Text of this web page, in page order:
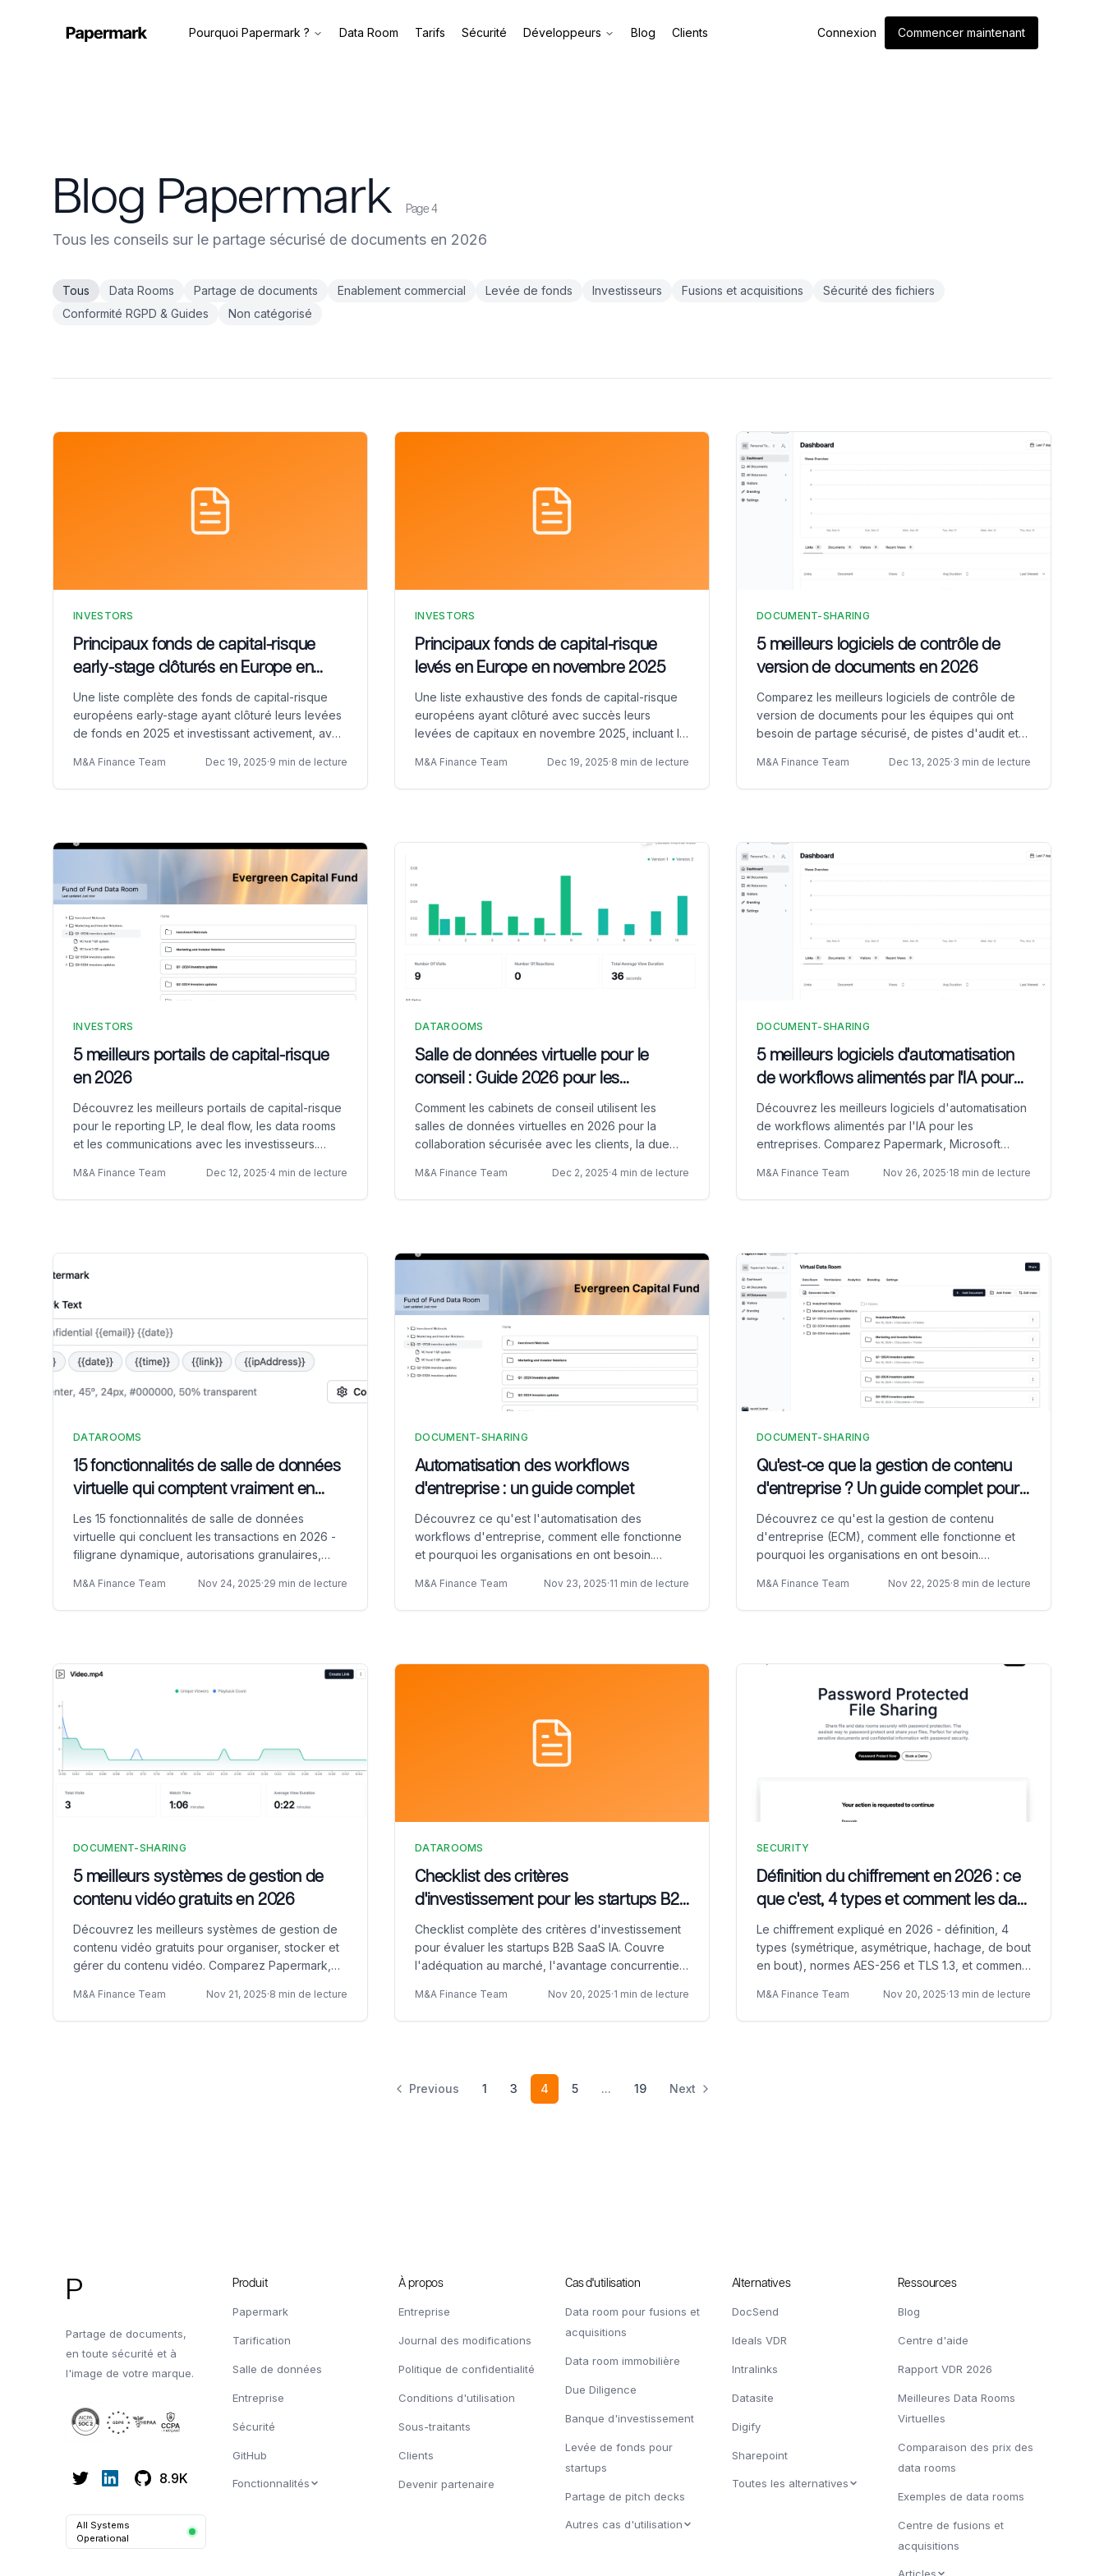
Pourquoi Papermark ? Data Room Tarifs Sécurité Développeurs Blog Clients Connexion Commencer maintenant
Blog Papermark Page4
Tous les conseils sur le partage sécurisé de documents en 2026
Tous Data Rooms Partage de documents Enablement commercial Levée de fonds Investisseurs Fusions et acquisitions
Sécurité des fichiers
Conformité RGPD & Guides
Non catégorisé
INVESTORS
Principaux fonds de capital-risque
early-stage clôturés en Europe en
2025
Une liste complète des fonds de capital-risque
européens early-stage ayant clôturé leurs levées
de fonds en 2025 et investissant activement, avec
M&A Finance Team Dec 19, 2025·9 min de lecture
INVESTORS
Principaux fonds de capital-risque
levés en Europe en novembre 2025
Une liste exhaustive des fonds de capital-risque
européens ayant clôturé avec succès leurs
levées de capitaux en novembre 2025, incluant la
membres clés des équipes pour 10 fonds majeurs.
M&A Finance Team Dec 19, 2025·8 min de lecture
DOCUMENT-SHARING
5 meilleurs logiciels de contrôle de
version de documents en 2026
Comparez les meilleurs logiciels de contrôle de
version de documents pour les équipes qui ont
besoin de partage sécurisé, de pistes d'audit et
comment Papermark, Microsoft SharePoint, Box,
Alfresco et OpenText gèrent le versioning, les
M&A Finance Team Dec 13, 2025·3 min de lecture
INVESTORS
5 meilleurs portails de capital-risque
en 2026
Découvrez les meilleurs portails de capital-risque
pour le reporting LP, le deal flow, les data rooms
et les communications avec les investisseurs.
AngelList et Flow.
M&A Finance Team Dec 12, 2025·4 min de lecture
DATAROOMS
Salle de données virtuelle pour le
conseil : Guide 2026 pour les
conseillers et les cabinets
Comment les cabinets de conseil utilisent les
salles de données virtuelles en 2026 pour la
collaboration sécurisée avec les clients, la due
confidentielles.
M&A Finance Team Dec 2, 2025·4 min de lecture
DOCUMENT-SHARING
5 meilleurs logiciels d'automatisation
de workflows alimentés par l'IA pour
les entreprises en 2026
Découvrez les meilleurs logiciels d'automatisation
de workflows alimentés par l'IA pour les
entreprises. Comparez Papermark, Microsoft
pour l'automatisation intelligente de workflows.
M&A Finance Team Nov 26, 2025·18 min de lecture
DATAROOMS
15 fonctionnalités de salle de données
virtuelle qui comptent vraiment en
2026
Les 15 fonctionnalités de salle de données
virtuelle qui concluent les transactions en 2026 -
filigrane dynamique, autorisations granulaires,
plus encore, avec des exemples clients concrets.
M&A Finance Team Nov 24, 2025·29 min de lecture
DOCUMENT-SHARING
Automatisation des workflows
d'entreprise : un guide complet
Découvrez ce qu'est l'automatisation des
workflows d'entreprise, comment elle fonctionne
et pourquoi les organisations en ont besoin.
solutions modernes d'automatisation des
workflows pour optimiser les processus métier.
M&A Finance Team Nov 23, 2025·11 min de lecture
DOCUMENT-SHARING
Qu'est-ce que la gestion de contenu
d'entreprise ? Un guide complet pour
2026
Découvrez ce qu'est la gestion de contenu
d'entreprise (ECM), comment elle fonctionne et
pourquoi les organisations en ont besoin.
modernes d'ECM pour gérer les documents
professionnels.
M&A Finance Team Nov 22, 2025·8 min de lecture
DOCUMENT-SHARING
5 meilleurs systèmes de gestion de
contenu vidéo gratuits en 2026
Découvrez les meilleurs systèmes de gestion de
contenu vidéo gratuits pour organiser, stocker et
gérer du contenu vidéo. Comparez Papermark,
vidéo gratuite.
M&A Finance Team Nov 21, 2025·8 min de lecture
DATAROOMS
Checklist des critères
d'investissement pour les startups B2B
SaaS IA 2025
Checklist complète des critères d'investissement
pour évaluer les startups B2B SaaS IA. Couvre
l'adéquation au marché, l'avantage concurrentiel
gouvernance responsable de l'IA.
M&A Finance Team Nov 20, 2025·1 min de lecture
SECURITY
Définition du chiffrement en 2026 : ce
que c'est, 4 types et comment les data
rooms l'utilisent
Le chiffrement expliqué en 2026 - définition, 4
types (symétrique, asymétrique, hachage, de bout
en bout), normes AES-256 et TLS 1.3, et comment
chiffrement.
M&A Finance Team Nov 20, 2025·13 min de lecture
Previous 1 3 4 5 ... 19 Next
P
Partage de documents,
en toute sécurité et à
l'image de votre marque.
8.9K
All Systems
Operational
Produit
Papermark
Tarification
Salle de données
Entreprise
Sécurité
GitHub
Fonctionnalités
À propos
Entreprise
Journal des modifications
Politique de confidentialité
Conditions d'utilisation
Sous-traitants
Clients
Devenir partenaire
Cas d'utilisation
Data room pour fusions et
acquisitions
Data room immobilière
Due Diligence
Banque d'investissement
Levée de fonds pour
startups
Partage de pitch decks
Autres cas d'utilisation
Alternatives
DocSend
Ideals VDR
Intralinks
Datasite
Digify
Sharepoint
Toutes les alternatives
Ressources
Blog
Centre d'aide
Rapport VDR 2026
Meilleures Data Rooms
Virtuelles
Comparaison des prix des
data rooms
Exemples de data rooms
Centre de fusions et
acquisitions